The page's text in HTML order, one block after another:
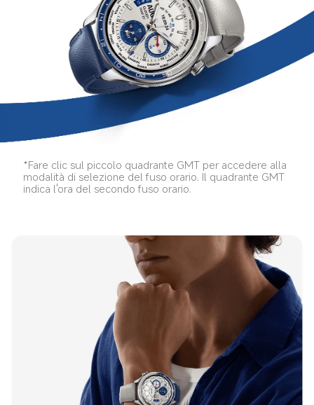
*Fare clic sul piccolo quadrante GMT per accedere alla
modalità di selezione del fuso orario. Il quadrante GMT
indica l'ora del secondo fuso orario.